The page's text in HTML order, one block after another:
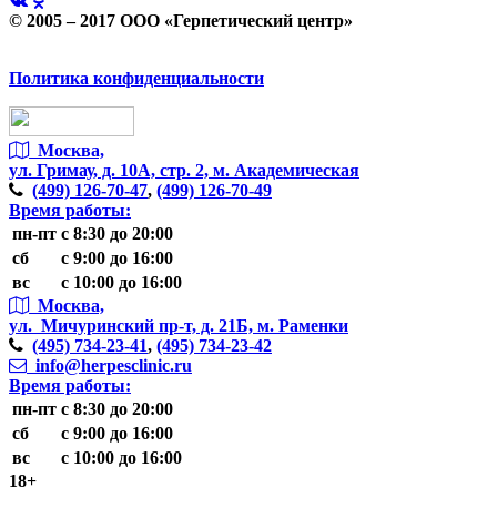
© 2005 – 2017 ООО «Герпетический центр»
Политика конфиденциальности
Москва,
ул. Гримау, д. 10А, стр. 2, м. Академическая
(499) 126-70-47, (499) 126-70-49
Время работы:
пн-пт с 8:30 до 20:00
сб
с 9:00 до 16:00
вс
с 10:00 до 16:00
Москва,
ул. Мичуринский пр-т, д. 21Б, м. Раменки
(495) 734-23-41, (495) 734-23-42
info@herpesclinic.ru
Время работы:
пн-пт с 8:30 до 20:00
сб
с 9:00 до 16:00
вс
с 10:00 до 16:00
18+